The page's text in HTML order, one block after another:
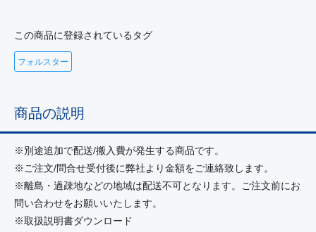
この商品に登録されているタグ
フォルスター
商品の説明
※別途追加で配送/搬入費が発生する商品です。
※ご注文/問合せ受付後に弊社より金額をご連絡致します。
※離島・過疎地などの地域は配送不可となります。ご注文前にお
問い合わせをお願いいたします。
※取扱説明書ダウンロード